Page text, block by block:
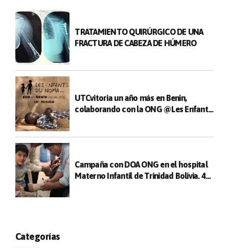
TRATAMIENTO QUIRÚRGICO DE UNA
FRACTURA DE CABEZA DE HÚMERO
UTCvitoria un año más en Benin,
colaborando con la ONG @Les Enfants
Campaña con DOA ONG en el hospital
Materno Infantil de Trinidad Bolivia. 47
Categorías